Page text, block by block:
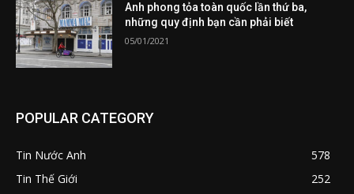
Anh phong tỏa toàn quốc lần thứ ba,
những quy định bạn cần phải biết
05/01/2021
POPULAR CATEGORY
Tin Nước Anh
578
Tin Thế Giới
252